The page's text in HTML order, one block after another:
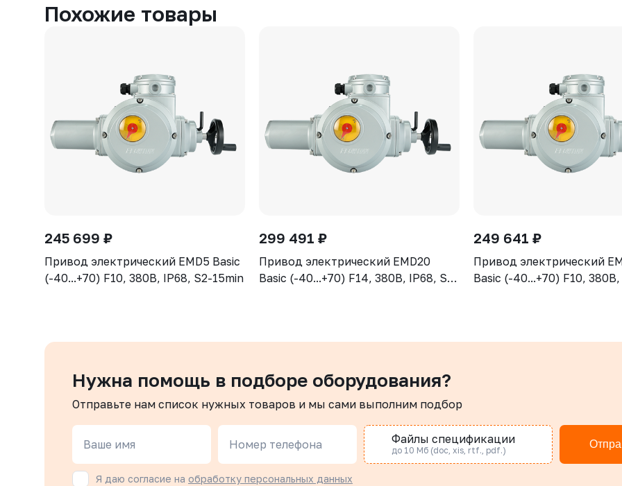
Похожие товары
245 699 ₽
Привод электрический EMD5 Basic
(-40...+70) F10, 380В, IP68, S2-15min
299 491 ₽
Привод электрический EMD20
Basic (-40...+70) F14, 380В, IP68, S2-
249 641 ₽
Привод электрический
Basic (-40...+70) F10,
Нужна помощь в подборе оборудования?
Отправьте нам список нужных товаров и мы сами выполним подбор
Ваше имя Номер телефона Файлы спецификации
до 10 Мб (doc, xis, rtf., pdf.)
Я даю согласие на обработку персональных данных